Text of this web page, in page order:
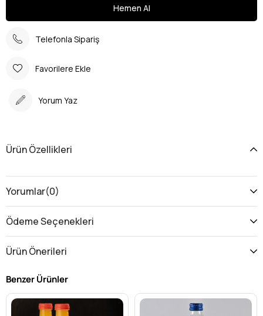
Telefonla Sipariş
Favorilere Ekle
Yorum Yaz
Ürün Özellikleri
Yorumlar(0)
Ödeme Seçenekleri
Ürün Önerileri
Benzer Ürünler